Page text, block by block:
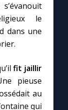
le
dans une
fit jaillir
pieuse
au
qui